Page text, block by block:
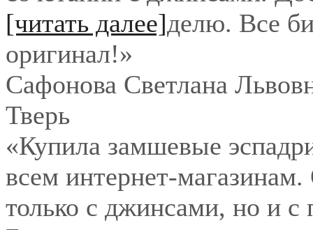
[читать далее]делю. Все
оригинал!»
Сафонова Светлана
Тверь
«Купила замшевые
всем интернет-
только с джинсами, но и с